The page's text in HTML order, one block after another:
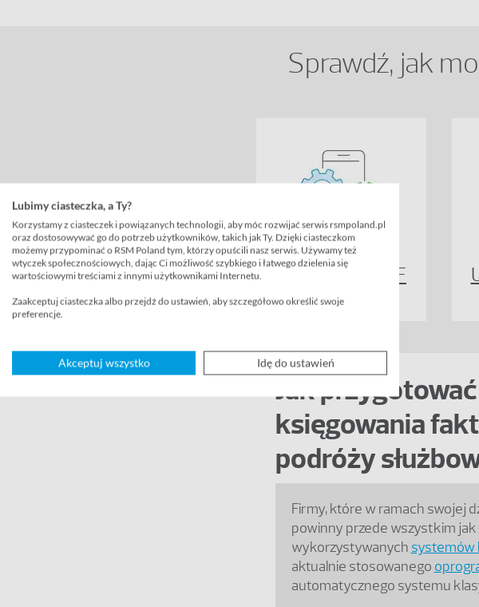
Sprawdź, jak
Wdrożenie KSeF
w firmie
Jak
księgowania
podróży
Firmy, które w ramach swojej
powinny przede wszystkim
wykorzystywanych systemów
aktualnie stosowanego
automatycznego systemu
Lubimy ciasteczka, a Ty?
Korzystamy z ciasteczek i powiązanych technologii, aby móc rozwijać serwis rsmpoland.pl
oraz dostosowywać go do potrzeb użytkowników, takich jak Ty. Dzięki ciasteczkom
możemy przypominać o RSM Poland tym, którzy opuścili nasz serwis. Używamy też
wtyczek społecznościowych, dając Ci możliwość szybkiego i łatwego dzielenia się
wartościowymi treściami z innymi użytkownikami Internetu.
Zaakceptuj ciasteczka albo przejdź do ustawień, aby szczegółowo określić swoje
preferencje.
Akceptuj wszystko Idę do ustawień